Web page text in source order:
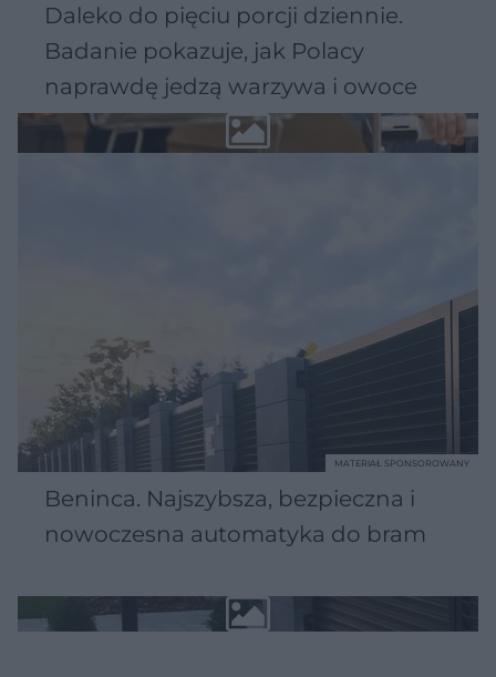
Daleko do pięciu porcji dziennie.
Badanie pokazuje, jak Polacy
naprawdę jedzą warzywa i owoce
Beninca. Najszybsza, bezpieczna i
nowoczesna automatyka do bram
MATERIAŁ SPONSOROWANY